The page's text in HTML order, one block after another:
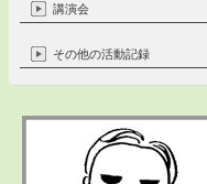
講演会
その他の活動記録